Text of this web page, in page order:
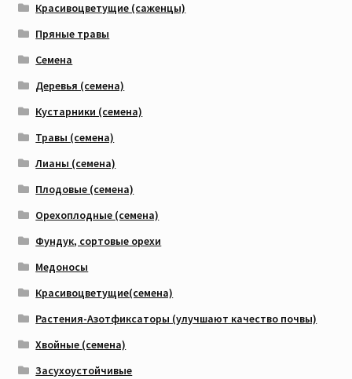
Красивоцветущие (саженцы)
Пряные травы
Семена
Деревья (семена)
Кустарники (семена)
Травы (семена)
Лианы (семена)
Плодовые (семена)
Орехоплодные (семена)
Фундук, сортовые орехи
Медоносы
Красивоцветущие(семена)
Растения-Азотфиксаторы (улучшают качество почвы)
Хвойные (семена)
Засухоустойчивые